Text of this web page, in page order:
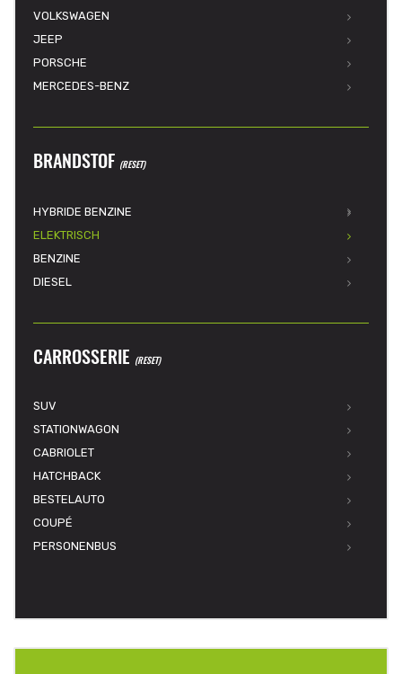
VOLKSWAGEN
JEEP
PORSCHE
MERCEDES-BENZ
BRANDSTOF (RESET)
HYBRIDE BENZINE
ELEKTRISCH
BENZINE
DIESEL
CARROSSERIE (RESET)
SUV
STATIONWAGON
CABRIOLET
HATCHBACK
BESTELAUTO
COUPÉ
PERSONENBUS